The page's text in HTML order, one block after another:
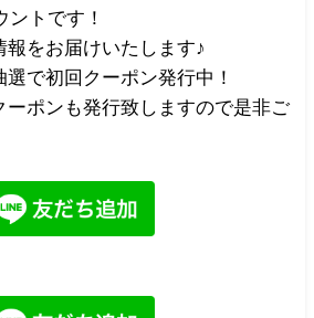
ントです！
報をお届けいたします♪
で初回クーポン発行中！
ーポンも発行致しますので是非ご